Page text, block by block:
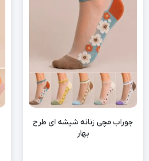
جوراب مچی زنانه شیشه ای طرح
بهار